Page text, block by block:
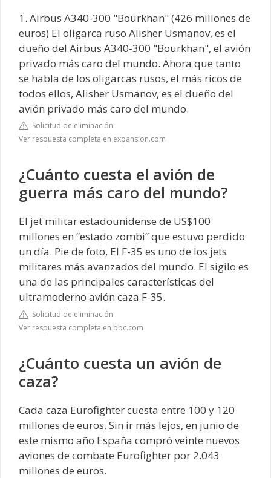
1. Airbus A340-300 "Bourkhan" (426 millones de
euros) El oligarca ruso Alisher Usmanov, es el
dueño del Airbus A340-300 "Bourkhan", el avión
privado más caro del mundo. Ahora que tanto
se habla de los oligarcas rusos, el más ricos de
todos ellos, Alisher Usmanov, es el dueño del
avión privado más caro del mundo.
Solicitud de eliminación
Ver respuesta completa en expansion.com
¿Cuánto cuesta el avión de
guerra más caro del mundo?
El jet militar estadounidense de US$100
millones en “estado zombi” que estuvo perdido
un día. Pie de foto, El F-35 es uno de los jets
militares más avanzados del mundo. El sigilo es
una de las principales características del
ultramoderno avión caza F-35.
Solicitud de eliminación
Ver respuesta completa en bbc.com
¿Cuánto cuesta un avión de
caza?
Cada caza Eurofighter cuesta entre 100 y 120
millones de euros. Sin ir más lejos, en junio de
este mismo año España compró veinte nuevos
aviones de combate Eurofighter por 2.043
millones de euros.